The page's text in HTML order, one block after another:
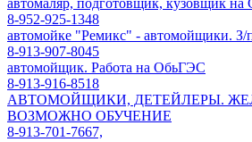
автомаляр, подготовщик, кузовщик
8-952-925-1348
автомойке "Ремикс" - автомойщики. З/
8-913-907-8045
автомойщик. Работа на ОбьГЭС
8-913-916-8518
АВТОМОЙЩИКИ, ДЕТЕЙЛЕРЫ.
ВОЗМОЖНО ОБУЧЕНИЕ
8-913-701-7667,